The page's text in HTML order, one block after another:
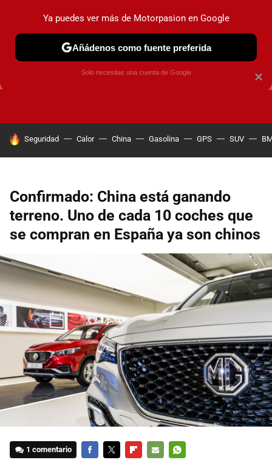
GUÍAS DE COMPRA OFERTAS DE COCHES CONSEJOS
HOY SE HABLA DE
Seguridad Calor China Gasolina GPS SUV
Confirmado: China está ganando
terreno. Uno de cada 10 coches que
se compran en España ya son chinos
1 comentario
×
Ya puedes ver más de Motorpasion en Google
Añádenos como fuente preferida
Solo necesitas una cuenta de Google